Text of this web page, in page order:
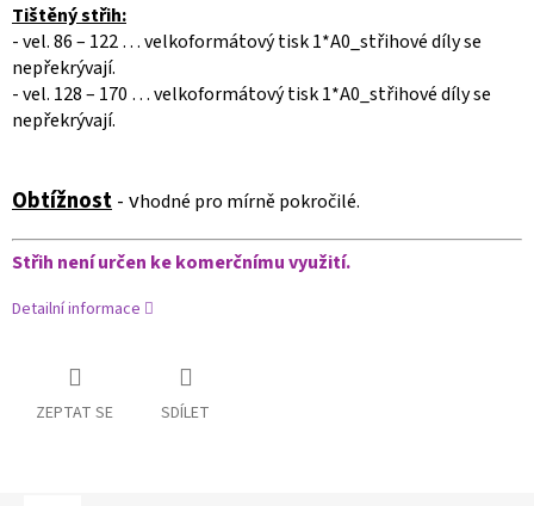
Tištěný střih:
- vel. 86 – 122 … velkoformátový tisk 1*A0_střihové díly se
nepřekrývají.
- vel. 128 – 170 … velkoformátový tisk 1*A0_střihové díly se
nepřekrývají.
Obtížnost- vhodné pro mírně pokročilé.
Střih není určen ke komerčnímu využití.
Detailní informace
ZEPTAT SE SDÍLET